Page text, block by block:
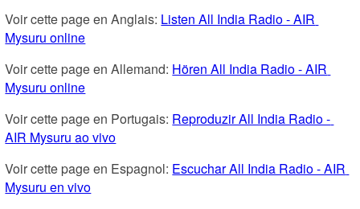
Voir cette page en Anglais: Listen All India Radio - AIR
Mysuru online
Voir cette page en Allemand: Hören All India Radio - AIR
Mysuru online
Voir cette page en Portugais: Reproduzir All India Radio -
AIR Mysuru ao vivo
Voir cette page en Espagnol: Escuchar All India Radio - AIR
Mysuru en vivo